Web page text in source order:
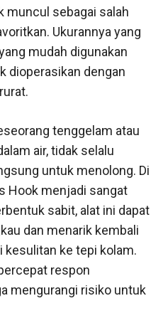
muncul sebagai salah
Ukurannya yang
mudah digunakan
dioperasikan dengan
tenggelam atau
air, tidak selalu
untuk menolong. Di
Hook menjadi sangat
sabit, alat ini dapat
dan menarik kembali
kesulitan ke tepi kolam.
respon
mengurangi risiko untuk